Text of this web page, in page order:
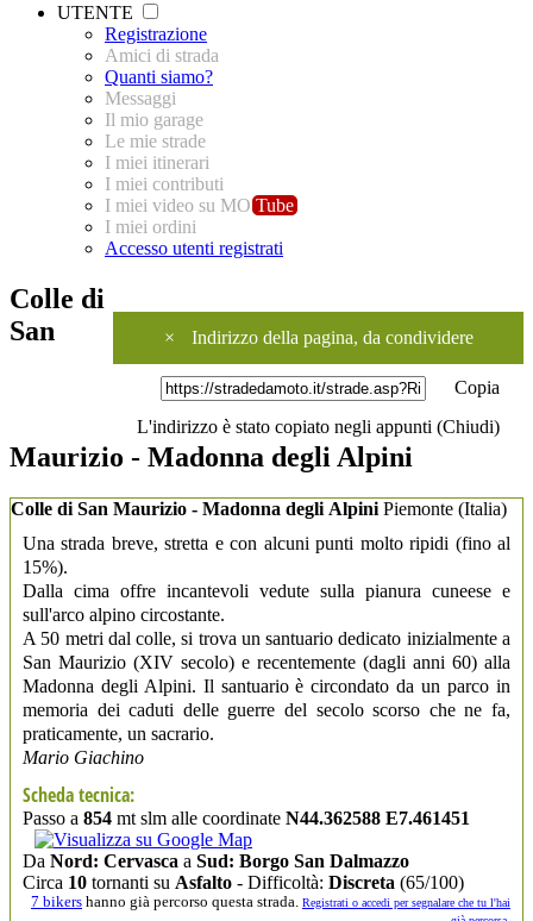
UTENTE
Registrazione
Amici di strada
Quanti siamo?
Messaggi
Il mio garage
Le mie strade
I miei itinerari
I miei contributi
I miei video su MO Tube
I miei ordini
Accesso utenti registrati
× Indirizzo della pagina, da condividere
Copia
L'indirizzo è stato copiato negli appunti (Chiudi)
Colle di
San
Maurizio - Madonna degli Alpini
Colle di San Maurizio - Madonna degli Alpini Piemonte (Italia)
Una strada breve, stretta e con alcuni punti molto ripidi (fino al
15%).
Dalla cima offre incantevoli vedute sulla pianura cuneese e
sull'arco alpino circostante.
A 50 metri dal colle, si trova un santuario dedicato inizialmente a
San Maurizio (XIV secolo) e recentemente (dagli anni 60) alla
Madonna degli Alpini. Il santuario è circondato da un parco in
memoria dei caduti delle guerre del secolo scorso che ne fa,
praticamente, un sacrario.
Mario Giachino
Scheda tecnica:
Passo a 854 mt slm alle coordinate N44.362588 E7.461451
Da Nord: Cervasca a Sud: Borgo San Dalmazzo
Circa 10 tornanti su Asfalto - Difficoltà: Discreta (65/100)
7 bikers hanno già percorso questa strada. Registrati o accedi per segnalare che tu l'hai